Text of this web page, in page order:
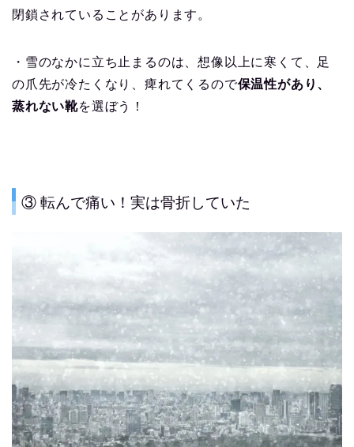
閉鎖されていることがあります。
・雪のなかに立ち止まるのは、想像以上に寒くて、足
の爪先が冷たくなり、痺れてくるので保温性があり、
蒸れない靴を選ぼう！
③ 転んで痛い！実は骨折していた